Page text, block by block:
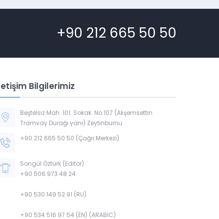
+90 212 665 50 50
Bilgilerimiz
Beştelsiz Mah. 101. Sokak. No:107 (Akşemsettin
Tramvay Durağı yanı) Zeytinburnu
+90 212 665 50 50 (Çağrı Merkezi)
Songül Öztürk (Editör)
+90 506 973 48 24
+90 530 149 52 91 (RU)
+90 534 516 97 54 (EN) (ARABİC)